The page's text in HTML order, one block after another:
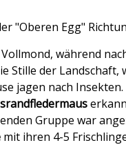
"Oberen Egg"
während
der
jagen nach
Gruppe war
mit ihren 4-5